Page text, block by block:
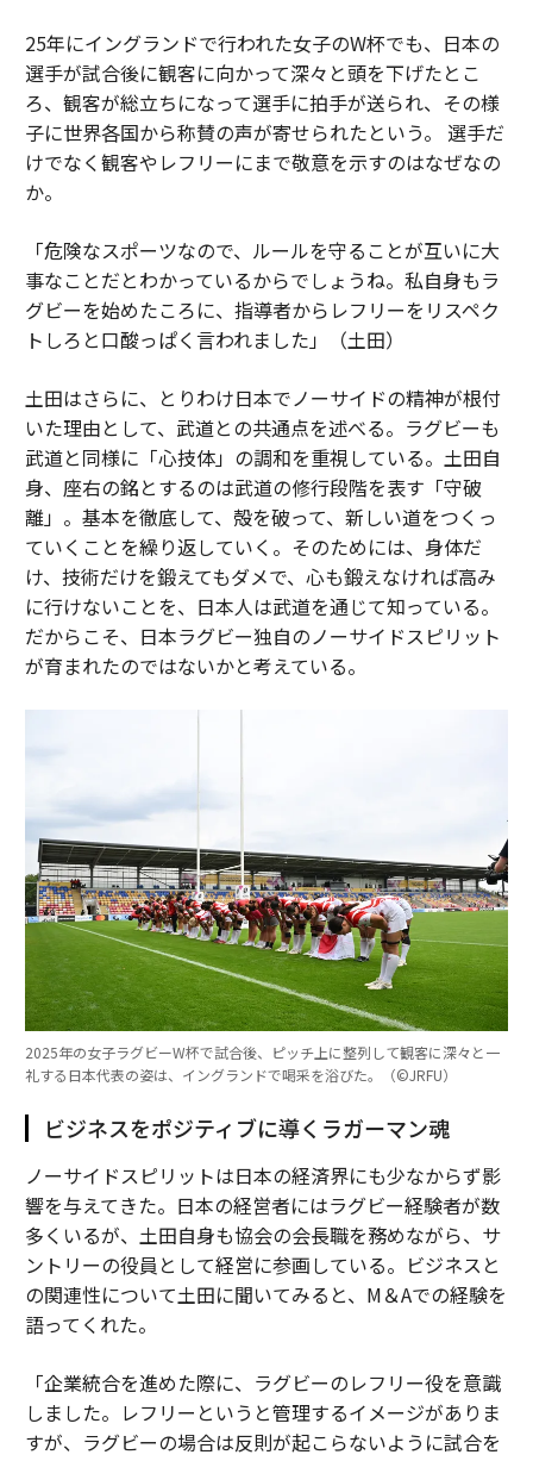
25年にイングランドで行われた女子のW杯でも、日本の
選手が試合後に観客に向かって深々と頭を下げたとこ
ろ、観客が総立ちになって選手に拍手が送られ、その様
子に世界各国から称賛の声が寄せられたという。 選手だ
けでなく観客やレフリーにまで敬意を示すのはなぜなの
か。
「危険なスポーツなので、ルールを守ることが互いに大
事なことだとわかっているからでしょうね。私自身もラ
グビーを始めたころに、指導者からレフリーをリスペク
トしろと口酸っぱく言われました」（土田）
土田はさらに、とりわけ日本でノーサイドの精神が根付
いた理由として、武道との共通点を述べる。ラグビーも
武道と同様に「心技体」の調和を重視している。土田自
身、座右の銘とするのは武道の修行段階を表す「守破
離」。基本を徹底して、殻を破って、新しい道をつくっ
ていくことを繰り返していく。そのためには、身体だ
け、技術だけを鍛えてもダメで、心も鍛えなければ高み
に行けないことを、日本人は武道を通じて知っている。
だからこそ、日本ラグビー独自のノーサイドスピリット
が育まれたのではないかと考えている。
2025年の女子ラグビーW杯で試合後、ピッチ上に整列して観客に深々と一
礼する日本代表の姿は、イングランドで喝采を浴びた。（©︎JRFU）
ビジネスをポジティブに導くラガーマン魂
ノーサイドスピリットは日本の経済界にも少なからず影
響を与えてきた。日本の経営者にはラグビー経験者が数
多くいるが、土田自身も協会の会長職を務めながら、サ
ントリーの役員として経営に参画している。ビジネスと
の関連性について土田に聞いてみると、M＆Aでの経験を
語ってくれた。
「企業統合を進めた際に、ラグビーのレフリー役を意識
しました。レフリーというと管理するイメージがありま
すが、ラグビーの場合は反則が起こらないように試合を